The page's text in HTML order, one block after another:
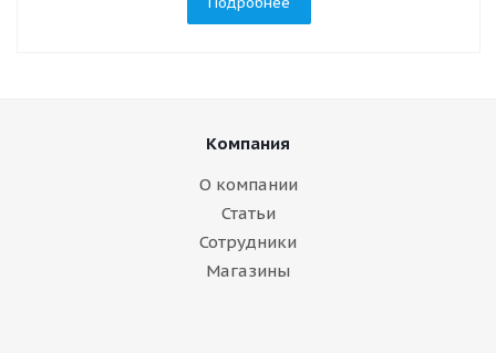
Компания
О компании
Статьи
Сотрудники
Магазины